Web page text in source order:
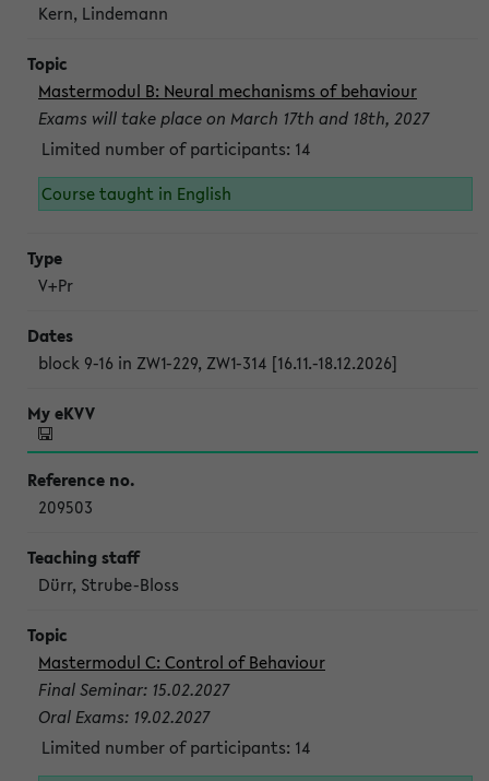
Kern, Lindemann
Mastermodul B: Neural mechanisms of behaviour
Exams will take place on March 17th and 18th, 2027
Limited number of participants: 14
Course taught in English
V+Pr
block 9-16 in ZW1-229, ZW1-314 [16.11.-18.12.2026]
209503
Dürr, Strube-Bloss
Mastermodul C: Control of Behaviour
Final Seminar: 15.02.2027
Oral Exams: 19.02.2027
Limited number of participants: 14